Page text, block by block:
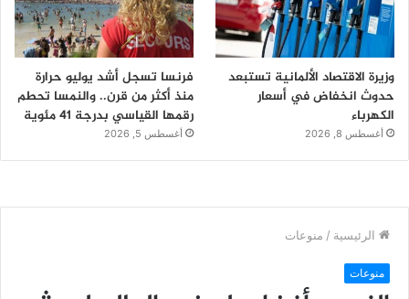
وزيرة الاقتصاد الألمانية تستبعد
حدوث انخفاض في أسعار
الكهرباء
أغسطس 8, 2026
فرنسا تسجل أشد يوليو حرارة
منذ أكثر من قرن.. والنمسا تحطم
رقمها القياسي بدرجة 41 مئوية
أغسطس 5, 2026